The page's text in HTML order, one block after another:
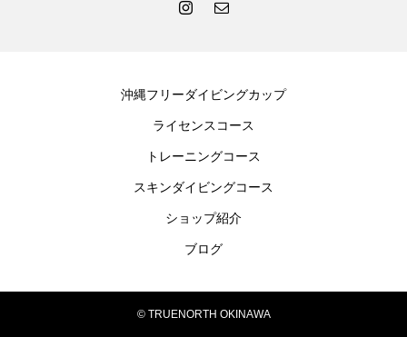
沖縄フリーダイビングカップ
ライセンスコース
トレーニングコース
スキンダイビングコース
ショップ紹介
ブログ
© TRUENORTH OKINAWA